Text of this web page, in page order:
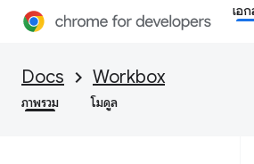
เอก
Docs Workbox
ภาพรวม โมดูล